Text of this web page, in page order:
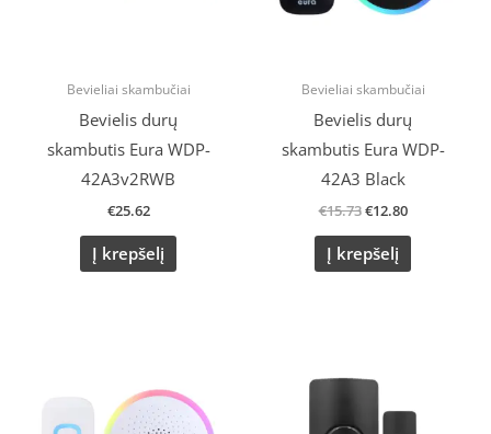
Bevieliai skambučiai
Bevielis durų
skambutis Eura WDP-
42A3v2RWB
€25.62
Į krepšelį
Bevieliai skambučiai
Bevielis durų
skambutis Eura WDP-
42A3 Black
€15.73€12.80
Į krepšelį
€15.73.€12.80.